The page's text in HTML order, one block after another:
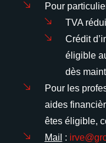
Pour
TVA
Crédit
éligible
dès
Pour les
aides
êtes éligible,
Mail :